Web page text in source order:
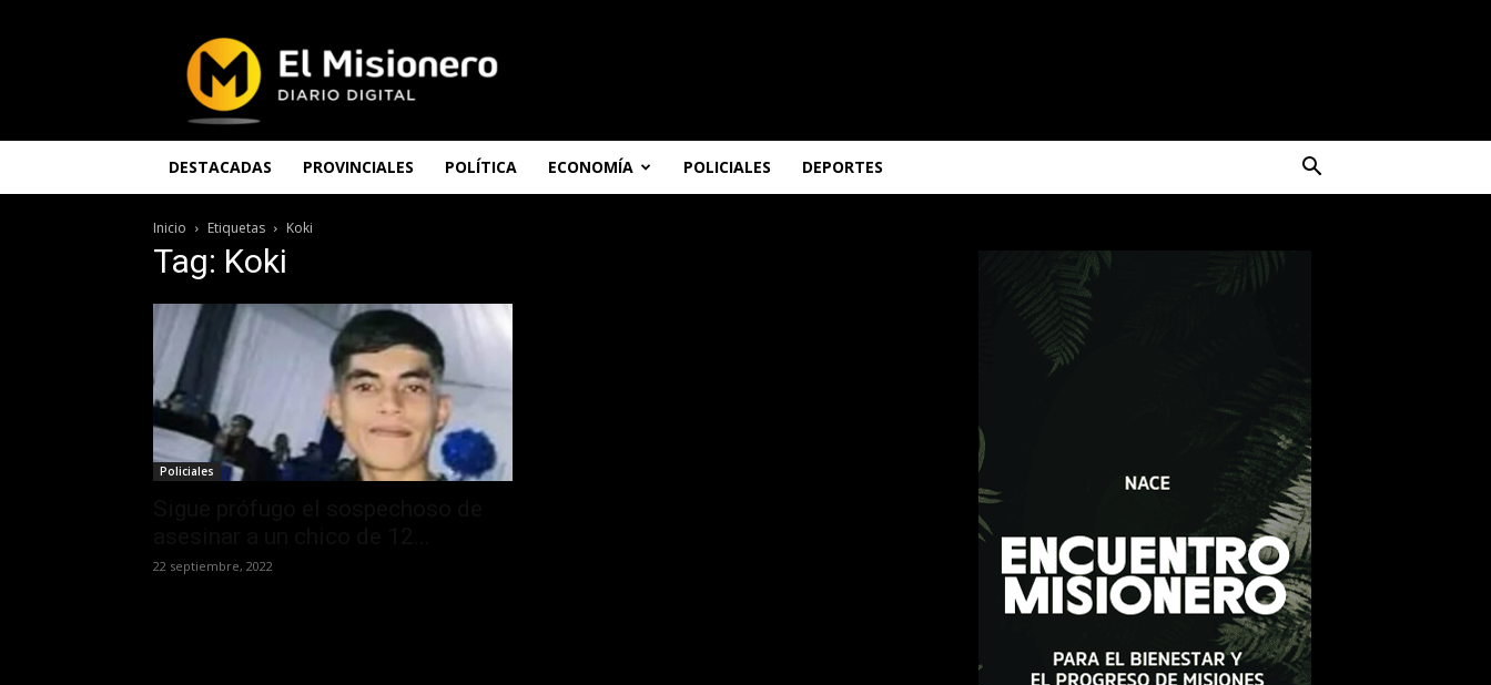
Misionero
DESTACADAS PROVINCIALES POLÍTICA ECONOMÍA POLICIALES DEPORTES
Inicio Etiquetas Koki
Tag: Koki
Policiales
22 septiembre, 2022